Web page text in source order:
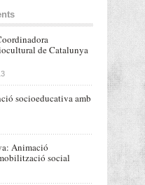
de Catalunya
socioeducativa amb
Animació
social